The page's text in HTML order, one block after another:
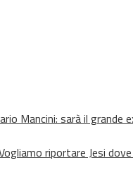
Mancini: sarà il grande
riportare Jesi